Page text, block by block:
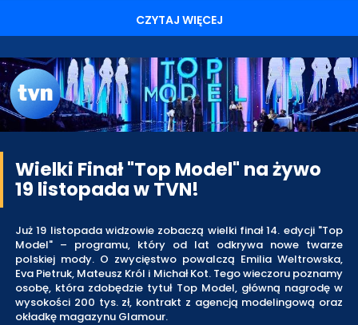
CZYTAJ WIĘCEJ
Wielki Finał "Top Model" na żywo
19 listopada w TVN!
Już 19 listopada widzowie zobaczą wielki finał 14. edycji "Top
Model" – programu, który od lat odkrywa nowe twarze
polskiej mody. O zwycięstwo powalczą Emilia Weltrowska,
Eva Pietruk, Mateusz Król i Michał Kot. Tego wieczoru poznamy
osobę, która zdobędzie tytuł Top Model, główną nagrodę w
wysokości 200 tys. zł, kontrakt z agencją modelingową oraz
okładkę magazynu Glamour.